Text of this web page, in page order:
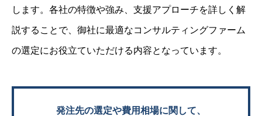
します。各社の特徴や強み、支援アプローチを詳しく解
説することで、御社に最適なコンサルティングファーム
の選定にお役立ていただける内容となっています。
発注先の選定や費用相場に関して、